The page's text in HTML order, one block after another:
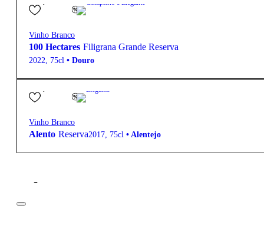
Complexo e Elegante
Vinho Branco
100 Hectares Filigrana Grande Reserva
2022, 75cl • Douro
14,40€ Elegante
Vinho Branco
Alento Reserva2017, 75cl • Alentejo
Filtros